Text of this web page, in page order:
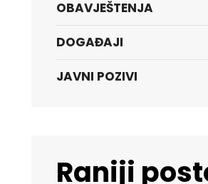
OBAVJEŠTENJA
DOGAĐAJI
JAVNI POZIVI
Raniji